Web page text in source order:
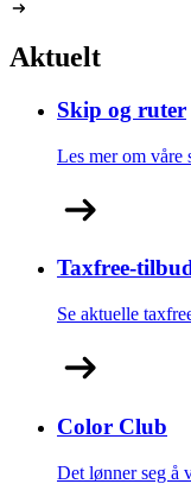
Aktuelt
Skip og ruter
Les mer om våre
Taxfree-
Se aktuelle
Color Club
Det lønner seg å